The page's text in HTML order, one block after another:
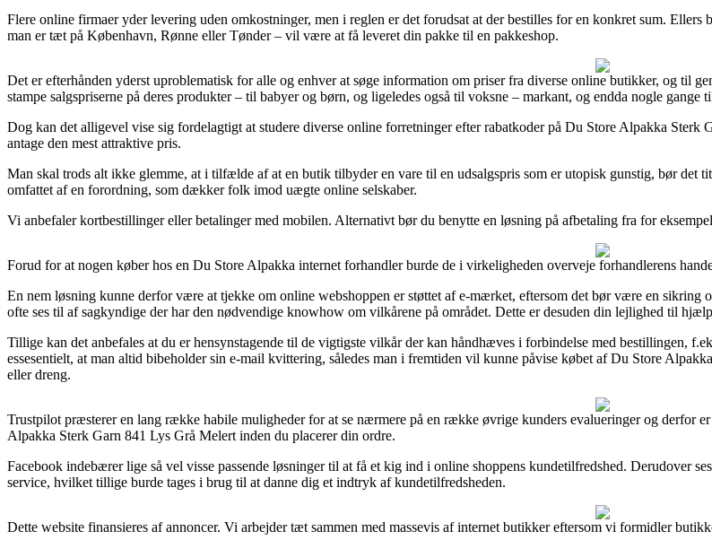
Flere online firmaer yder levering uden omkostninger, men i reglen er det forudsat at der bestilles for en konkret sum.
man er tæt på København, Rønne eller Tønder – vil være at få leveret din pakke til en pakkeshop.
Det er efterhånden yderst uproblematisk for alle og enhver at søge information om priser fra diverse online butikker, og til
stampe salgspriserne på deres produkter – til babyer og børn, og ligeledes også til voksne – markant, og endda nogle gange
Dog kan det alligevel vise sig fordelagtigt at studere diverse online forretninger efter rabatkoder på Du Store Alpakka
antage den mest attraktive pris.
Man skal trods alt ikke glemme, at i tilfælde af at en butik tilbyder en vare til en udsalgspris som er utopisk gunstig, bør
omfattet af en forordning, som dækker folk imod uægte online selskaber.
Vi anbefaler kortbestillinger eller betalinger med mobilen. Alternativt bør du benytte en løsning på afbetaling fra for
Forud for at nogen køber hos en Du Store Alpakka internet forhandler burde de i virkeligheden overveje forhandlerens
En nem løsning kunne derfor være at tjekke om online webshoppen er støttet af e-mærket, eftersom det bør være en sikring
ofte ses til af sagkyndige der har den nødvendige knowhow om vilkårene på området. Dette er desuden din lejlighed til
Tillige kan det anbefales at du er hensynstagende til de vigtigste vilkår der kan håndhæves i forbindelse med bestillingen,
essesentielt, at man altid bibeholder sin e-mail kvittering, således man i fremtiden vil kunne påvise købet af Du Store
eller dreng.
Trustpilot præsterer en lang række habile muligheder for at se nærmere på en række øvrige kunders evalueringer og derfor
Alpakka Sterk Garn 841 Lys Grå Melert inden du placerer din ordre.
Facebook indebærer lige så vel visse passende løsninger til at få et kig ind i online shoppens kundetilfredshed. Derudover
service, hvilket tillige burde tages i brug til at danne dig et indtryk af kundetilfredsheden.
Dette website finansieres af annoncer. Vi arbejder tæt sammen med massevis af internet butikker eftersom vi formidler